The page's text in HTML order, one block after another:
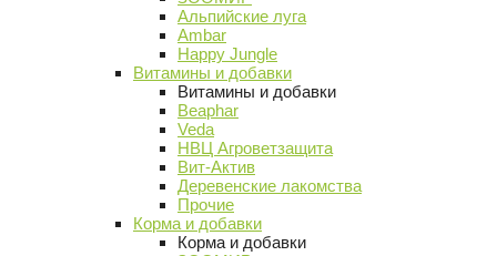
Альпийские луга
Ambar
Happy Jungle
Витамины и добавки
Витамины и добавки
Beaphar
Veda
НВЦ Агроветзащита
Вит-Актив
Деревенские лакомства
Прочие
Корма и добавки
Корма и добавки